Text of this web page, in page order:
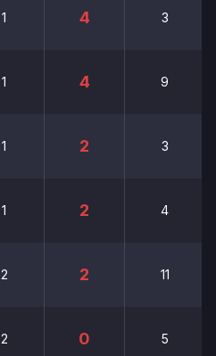
1 4 3
1 4 9
1 2 3
1 2 4
2 2 11
2 0 5